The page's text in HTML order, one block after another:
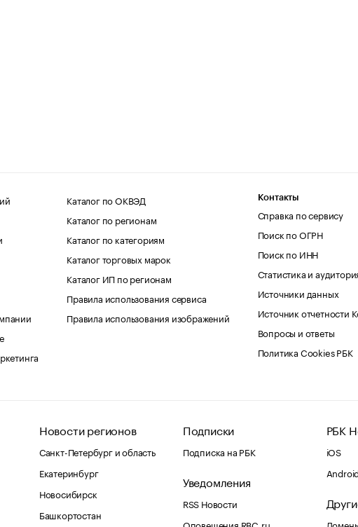
Каталог по ОКВЭД
Каталог по регионам
Каталог по категориям
Каталог торговых марок
Каталог ИП по регионам
Правила использования сервиса
Правила использования изображений
Контакты
Справка по сервису
Поиск по ОГРН
Поиск по ИНН
Статистика и
Источники данных
Источник отчетности
Вопросы и ответы
Политика Cookies РБК
Новости регионов
Санкт-Петербург и область
Екатеринбург
Новосибирск
Башкортостан
Подписки
Подписка на РБК
Уведомления
RSS Новости
Оповещения RBC.ru
РБК
iOS